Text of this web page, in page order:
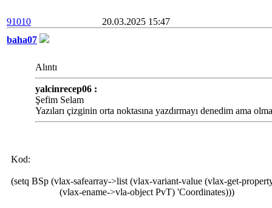
91010
20.03.2025 15:47
baha07
Alıntı
yalcinrecep06 :
Şefim Selam
Yazıları çizginin orta noktasına yazdırmayı denedim ama
Kod:
(setq BSp (vlax-safearray->list (vlax-variant-value (vlax-get-
(vlax-ename->vla-object PvT) 'Coordinates)))